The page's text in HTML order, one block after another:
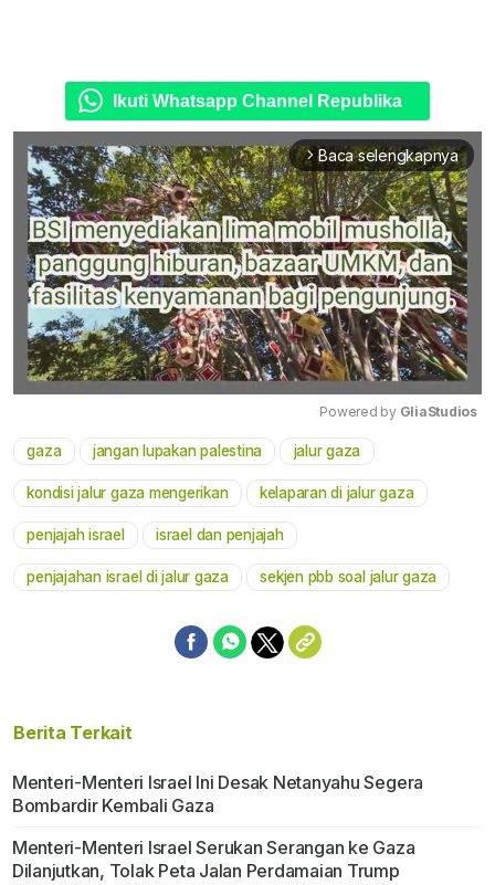
Ikuti Whatsapp Channel Republika
arrow_forward_ios Baca selengkapnya
Powered by GliaStudios
gaza jangan lupakan palestina jalur gaza
kondisi jalur gaza mengerikan kelaparan di jalur gaza
penjajah israel israel dan penjajah
penjajahan israel di jalur gaza sekjen pbb soal jalur gaza
Berita Terkait
Menteri-Menteri Israel Ini Desak Netanyahu Segera
Bombardir Kembali Gaza
Menteri-Menteri Israel Serukan Serangan ke Gaza
Dilanjutkan, Tolak Peta Jalan Perdamaian Trump